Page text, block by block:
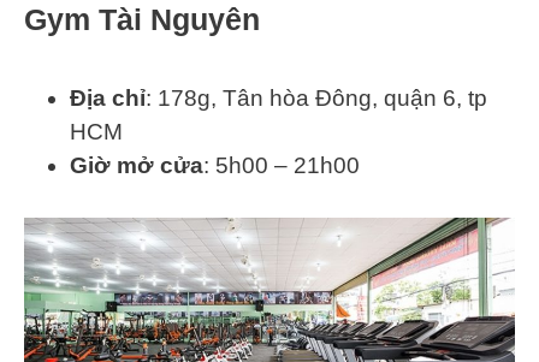
Gym Tài Nguyên
Địa chỉ: 178g, Tân hòa Đông, quận 6, tp
HCM
Giờ mở cửa: 5h00 – 21h00